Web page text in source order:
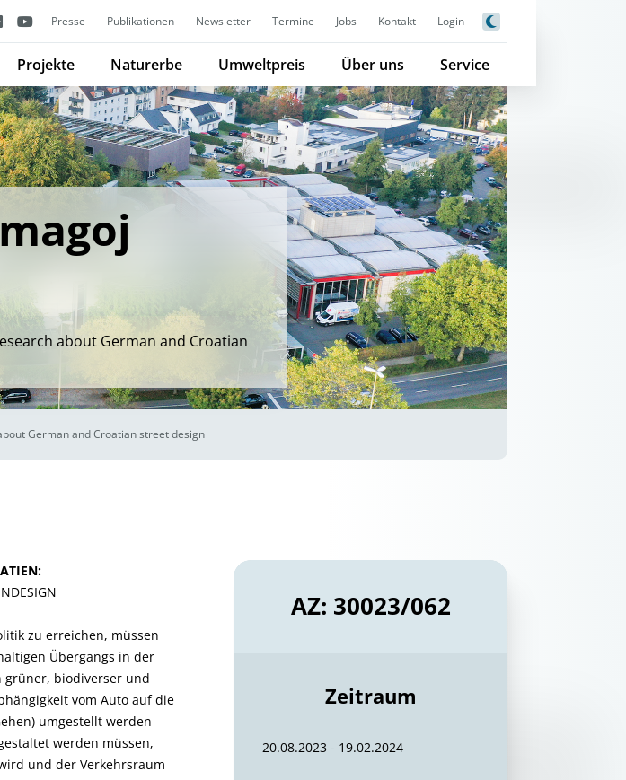
Presse Publikationen Newsletter Termine Jobs Kontakt Login
Projekte Naturerbe Umweltpreis Über uns Service
about German and Croatian
German and Croatian street design
zu erreichen, müssen
Übergangs in der
grüner, biodiverser und
vom Auto auf die
umgestellt werden
werden müssen,
und der Verkehrsraum
AZ: 30023/062
Zeitraum
20.08.2023 - 19.02.2024